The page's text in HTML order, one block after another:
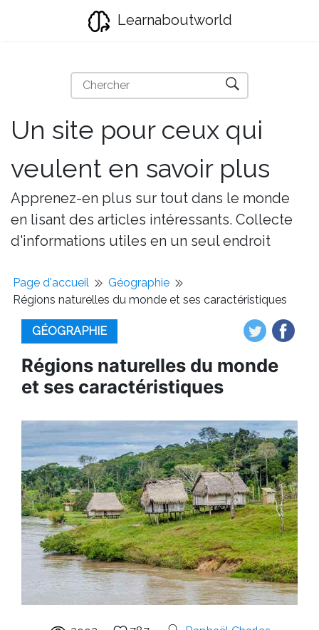
Learnaboutworld
Un site pour ceux qui
veulent en savoir plus
Apprenez-en plus sur tout dans le monde
en lisant des articles intéressants. Collecte
d'informations utiles en un seul endroit
Page d'accueil
Géographie
Régions naturelles du monde et ses caractéristiques
GÉOGRAPHIE
Régions naturelles du monde
et ses caractéristiques